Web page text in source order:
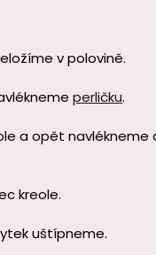
v polovině.
perličku.
a opět navlékneme
kreole.
uštípneme.